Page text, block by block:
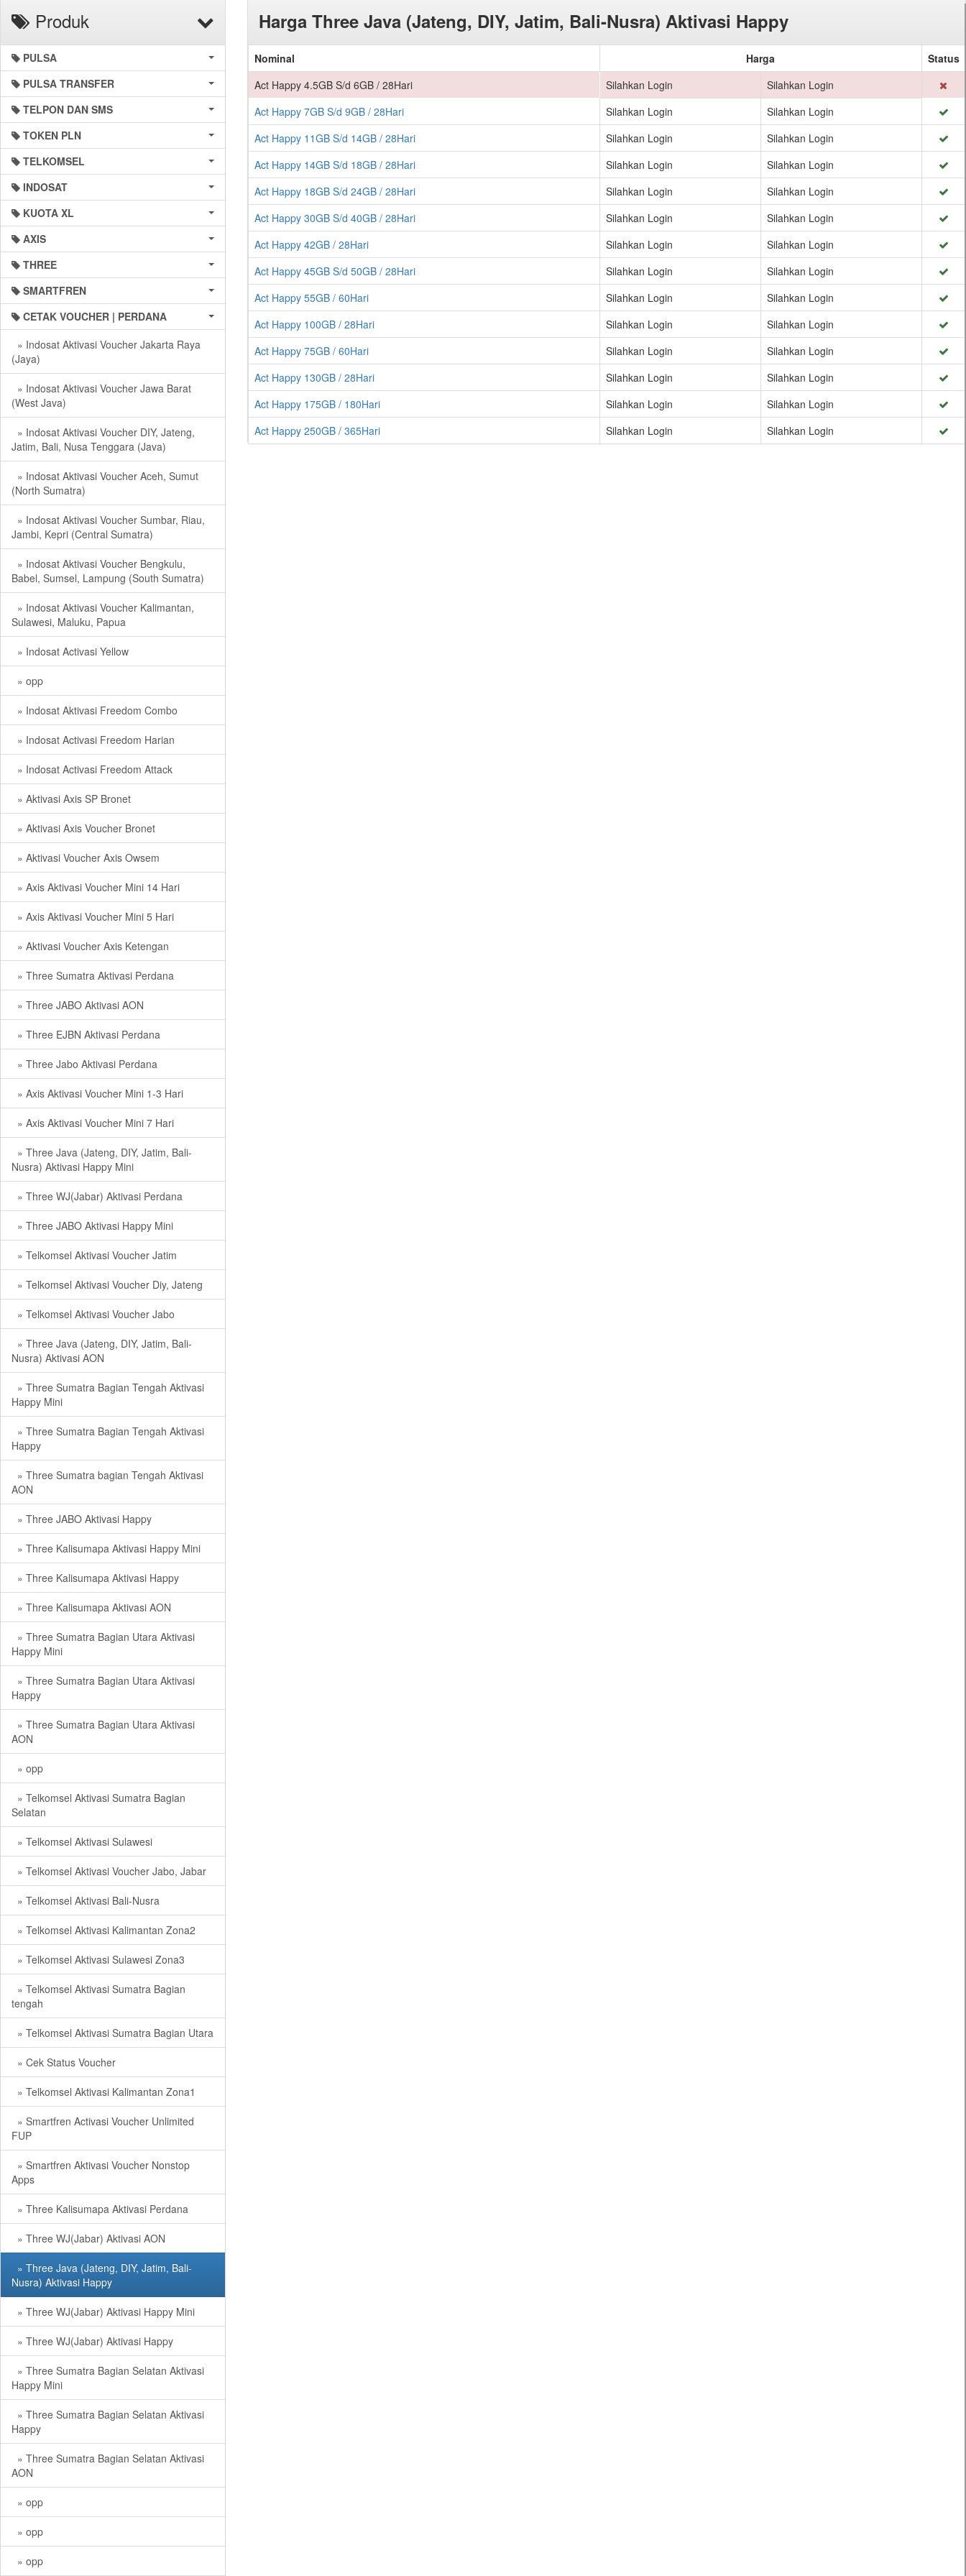
Produk
PULSA
PULSA TRANSFER
TELPON DAN SMS
TOKEN PLN
TELKOMSEL
INDOSAT
KUOTA XL
AXIS
THREE
SMARTFREN
CETAK VOUCHER | PERDANA
» Indosat Aktivasi Voucher Jakarta Raya
(Jaya)
» Indosat Aktivasi Voucher Jawa Barat
(West Java)
» Indosat Aktivasi Voucher DIY, Jateng,
Jatim, Bali, Nusa Tenggara (Java)
» Indosat Aktivasi Voucher Aceh, Sumut
(North Sumatra)
» Indosat Aktivasi Voucher Sumbar, Riau,
Jambi, Kepri (Central Sumatra)
» Indosat Aktivasi Voucher Bengkulu,
Babel, Sumsel, Lampung (South Sumatra)
» Indosat Aktivasi Voucher Kalimantan,
Sulawesi, Maluku, Papua
» Indosat Activasi Yellow
» opp
» Indosat Aktivasi Freedom Combo
» Indosat Activasi Freedom Harian
» Indosat Activasi Freedom Attack
» Aktivasi Axis SP Bronet
» Aktivasi Axis Voucher Bronet
» Aktivasi Voucher Axis Owsem
» Axis Aktivasi Voucher Mini 14 Hari
» Axis Aktivasi Voucher Mini 5 Hari
» Aktivasi Voucher Axis Ketengan
» Three Sumatra Aktivasi Perdana
» Three JABO Aktivasi AON
» Three EJBN Aktivasi Perdana
» Three Jabo Aktivasi Perdana
» Axis Aktivasi Voucher Mini 1-3 Hari
» Axis Aktivasi Voucher Mini 7 Hari
» Three Java (Jateng, DIY, Jatim, Bali-
Nusra) Aktivasi Happy Mini
» Three WJ(Jabar) Aktivasi Perdana
» Three JABO Aktivasi Happy Mini
» Telkomsel Aktivasi Voucher Jatim
» Telkomsel Aktivasi Voucher Diy, Jateng
» Telkomsel Aktivasi Voucher Jabo
» Three Java (Jateng, DIY, Jatim, Bali-
Nusra) Aktivasi AON
» Three Sumatra Bagian Tengah Aktivasi
Happy Mini
» Three Sumatra Bagian Tengah Aktivasi
Happy
» Three Sumatra bagian Tengah Aktivasi
AON
» Three JABO Aktivasi Happy
» Three Kalisumapa Aktivasi Happy Mini
» Three Kalisumapa Aktivasi Happy
» Three Kalisumapa Aktivasi AON
» Three Sumatra Bagian Utara Aktivasi
Happy Mini
» Three Sumatra Bagian Utara Aktivasi
Happy
» Three Sumatra Bagian Utara Aktivasi
AON
» opp
» Telkomsel Aktivasi Sumatra Bagian
Selatan
» Telkomsel Aktivasi Sulawesi
» Telkomsel Aktivasi Voucher Jabo, Jabar
» Telkomsel Aktivasi Bali-Nusra
» Telkomsel Aktivasi Kalimantan Zona2
» Telkomsel Aktivasi Sulawesi Zona3
» Telkomsel Aktivasi Sumatra Bagian
tengah
» Telkomsel Aktivasi Sumatra Bagian Utara
» Cek Status Voucher
» Telkomsel Aktivasi Kalimantan Zona1
» Smartfren Activasi Voucher Unlimited
FUP
» Smartfren Aktivasi Voucher Nonstop
Apps
» Three Kalisumapa Aktivasi Perdana
» Three WJ(Jabar) Aktivasi AON
» Three Java (Jateng, DIY, Jatim, Bali-
Nusra) Aktivasi Happy
» Three WJ(Jabar) Aktivasi Happy Mini
» Three WJ(Jabar) Aktivasi Happy
» Three Sumatra Bagian Selatan Aktivasi
Happy Mini
» Three Sumatra Bagian Selatan Aktivasi
Happy
» Three Sumatra Bagian Selatan Aktivasi
AON
» opp
» opp
» opp
Harga Three Java (Jateng, DIY, Jatim, Bali-Nusra) Aktivasi Happy
Nominal Harga
Status
Act Happy 4.5GB S/d 6GB / 28Hari
Silahkan Login
Silahkan Login
Act Happy 7GB S/d 9GB / 28Hari
Silahkan Login
Silahkan Login
Act Happy 11GB S/d 14GB / 28Hari
Silahkan Login
Silahkan Login
Act Happy 14GB S/d 18GB / 28Hari
Silahkan Login
Silahkan Login
Act Happy 18GB S/d 24GB / 28Hari
Silahkan Login
Silahkan Login
Act Happy 30GB S/d 40GB / 28Hari
Silahkan Login
Silahkan Login
Act Happy 42GB / 28Hari
Silahkan Login
Silahkan Login
Act Happy 45GB S/d 50GB / 28Hari
Silahkan Login
Silahkan Login
Act Happy 55GB / 60Hari
Silahkan Login
Silahkan Login
Act Happy 100GB / 28Hari
Silahkan Login
Silahkan Login
Act Happy 75GB / 60Hari
Silahkan Login
Silahkan Login
Act Happy 130GB / 28Hari
Silahkan Login
Silahkan Login
Act Happy 175GB / 180Hari
Silahkan Login
Silahkan Login
Act Happy 250GB / 365Hari
Silahkan Login Silahkan Login